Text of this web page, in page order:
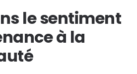
le sentiment
à la